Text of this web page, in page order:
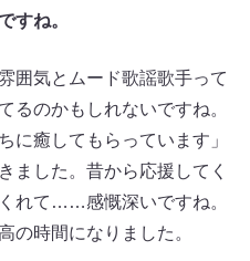
すね。
囲気とムード歌謡歌手って
るのかもしれないですね。
に癒してもらっています」
ました。昔から応援してく
れて……感慨深いですね。
の時間になりました。